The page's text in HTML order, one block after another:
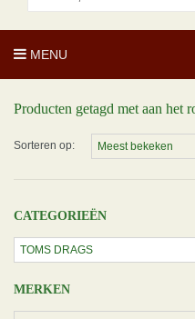
MENU
Producten getagd met aan het
Sorteren op:
CATEGORIEËN
MERKEN